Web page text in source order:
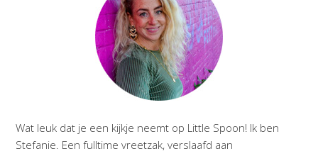
Wat leuk dat je een kijkje neemt op Little Spoon! Ik ben
Stefanie. Een fulltime vreetzak, verslaafd aan